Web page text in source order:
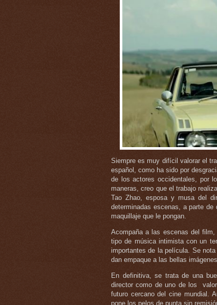
Siempre es muy difícil valorar el
español, como ha sido por
de los actores occidentales, por
maneras, creo que el trabajo
Tao Zhao, esposa y musa del
determinadas escenas, a parte
maquillaje que le pongan.
Acompaña a las escenas del
tipo de música intimista con un
importantes de la película. Se
dan empaque a las bellas
En definitiva, se trata de una
director como de uno de los
futuro cercano del cine mundial.
pone los pelos de punta sin